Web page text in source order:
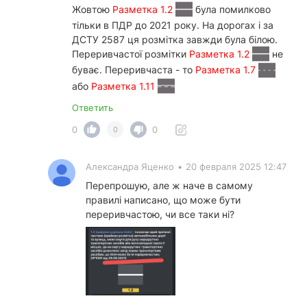
Жовтою Разметка 1.2
була помилково
тільки в ПДР до 2021 року. На дорогах і за
ДСТУ 2587 ця розмітка завжди була білою.
Переривчастої розмітки Разметка 1.2
не
буває. Переривчаста - то Разметка 1.7
або Разметка 1.11
Ответить
0
0 0
Александра Яценко • 20 февраля 2025 12:47
Перепрошую, але ж наче в самому
правилі написано, що може бути
переривчастою, чи все таки ні?